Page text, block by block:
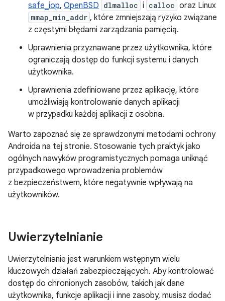
safe_iop, OpenBSD dlmalloc i calloc oraz Linux
mmap_min_addr , które zmniejszają ryzyko związane
z częstymi błędami zarządzania pamięcią.
Uprawnienia przyznawane przez użytkownika, które
ograniczają dostęp do funkcji systemu i danych
użytkownika.
Uprawnienia zdefiniowane przez aplikację, które
umożliwiają kontrolowanie danych aplikacji
w przypadku każdej aplikacji z osobna.
Warto zapoznać się ze sprawdzonymi metodami ochrony
Androida na tej stronie. Stosowanie tych praktyk jako
ogólnych nawyków programistycznych pomaga uniknąć
przypadkowego wprowadzenia problemów
z bezpieczeństwem, które negatywnie wpływają na
użytkowników.
Uwierzytelnianie
Uwierzytelnianie jest warunkiem wstępnym wielu
kluczowych działań zabezpieczających. Aby kontrolować
dostęp do chronionych zasobów, takich jak dane
użytkownika, funkcje aplikacji i inne zasoby, musisz dodać